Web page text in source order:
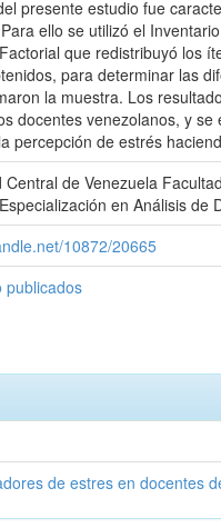
presente estudio fue
ello se utilizó el
que redistribuyó los
para determinar las
la muestra. Los
docentes venezolanos, y
percepción de estrés
Central de Venezuela
en Análisis de
10872/20665
publicados
de estres en docentes